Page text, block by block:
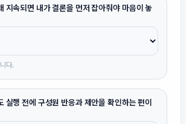
지속되면 내가 결론을 먼저 잡아줘야 마음이 놓
다.
실행 전에 구성원 반응과 제안을 확인하는 편이